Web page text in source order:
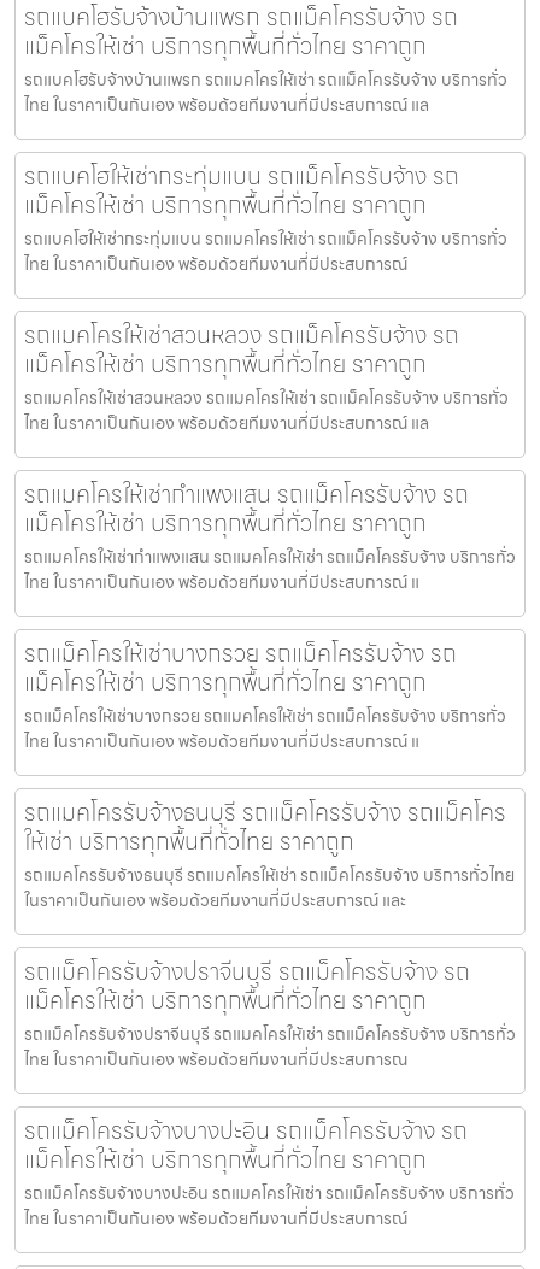
รถแบคโฮรับจ้างบ้านแพรก รถแม็คโครรับจ้าง รถ
แม็คโครให้เช่า บริการทุกพื้นที่ทั่วไทย ราคาถูก
รถแบคโฮรับจ้างบ้านแพรก รถแมคโครให้เช่า รถแม็คโครรับจ้าง บริการทั่ว
ไทย ในราคาเป็นกันเอง พร้อมด้วยทีมงานที่มีประสบการณ์ แล
รถแบคโฮให้เช่ากระทุ่มแบน รถแม็คโครรับจ้าง รถ
แม็คโครให้เช่า บริการทุกพื้นที่ทั่วไทย ราคาถูก
รถแบคโฮให้เช่ากระทุ่มแบน รถแมคโครให้เช่า รถแม็คโครรับจ้าง บริการทั่ว
ไทย ในราคาเป็นกันเอง พร้อมด้วยทีมงานที่มีประสบการณ์
รถแมคโครให้เช่าสวนหลวง รถแม็คโครรับจ้าง รถ
แม็คโครให้เช่า บริการทุกพื้นที่ทั่วไทย ราคาถูก
รถแมคโครให้เช่าสวนหลวง รถแมคโครให้เช่า รถแม็คโครรับจ้าง บริการทั่ว
ไทย ในราคาเป็นกันเอง พร้อมด้วยทีมงานที่มีประสบการณ์ แล
รถแมคโครให้เช่ากำแพงแสน รถแม็คโครรับจ้าง รถ
แม็คโครให้เช่า บริการทุกพื้นที่ทั่วไทย ราคาถูก
รถแมคโครให้เช่ากำแพงแสน รถแมคโครให้เช่า รถแม็คโครรับจ้าง บริการทั่ว
ไทย ในราคาเป็นกันเอง พร้อมด้วยทีมงานที่มีประสบการณ์ แ
รถแม็คโครให้เช่าบางกรวย รถแม็คโครรับจ้าง รถ
แม็คโครให้เช่า บริการทุกพื้นที่ทั่วไทย ราคาถูก
รถแม็คโครให้เช่าบางกรวย รถแมคโครให้เช่า รถแม็คโครรับจ้าง บริการทั่ว
ไทย ในราคาเป็นกันเอง พร้อมด้วยทีมงานที่มีประสบการณ์ แ
รถแมคโครรับจ้างธนบุรี รถแม็คโครรับจ้าง รถแม็คโคร
ให้เช่า บริการทุกพื้นที่ทั่วไทย ราคาถูก
รถแมคโครรับจ้างธนบุรี รถแมคโครให้เช่า รถแม็คโครรับจ้าง บริการทั่วไทย
ในราคาเป็นกันเอง พร้อมด้วยทีมงานที่มีประสบการณ์ และ
รถแม็คโครรับจ้างปราจีนบุรี รถแม็คโครรับจ้าง รถ
แม็คโครให้เช่า บริการทุกพื้นที่ทั่วไทย ราคาถูก
รถแม็คโครรับจ้างปราจีนบุรี รถแมคโครให้เช่า รถแม็คโครรับจ้าง บริการทั่ว
ไทย ในราคาเป็นกันเอง พร้อมด้วยทีมงานที่มีประสบการณ
รถแม็คโครรับจ้างบางปะอิน รถแม็คโครรับจ้าง รถ
แม็คโครให้เช่า บริการทุกพื้นที่ทั่วไทย ราคาถูก
รถแม็คโครรับจ้างบางปะอิน รถแมคโครให้เช่า รถแม็คโครรับจ้าง บริการทั่ว
ไทย ในราคาเป็นกันเอง พร้อมด้วยทีมงานที่มีประสบการณ์